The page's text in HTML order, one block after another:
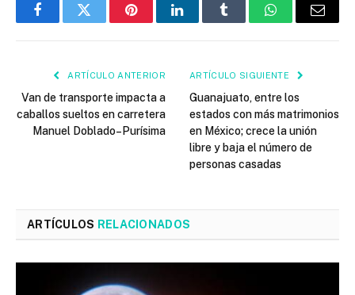
FacebookTwitter PinterestLinkedInTumblr WhatsAppEmail
ARTÍCULO ANTERIOR
Van de transporte impacta a
caballos sueltos en carretera
Manuel Doblado–Purísima
ARTÍCULO SIGUIENTE
Guanajuato, entre los
estados con más matrimonios
en México; crece la unión
libre y baja el número de
personas casadas
ARTÍCULOS RELACIONADOS